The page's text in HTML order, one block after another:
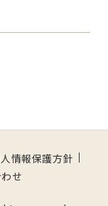
情報保護方針
せ